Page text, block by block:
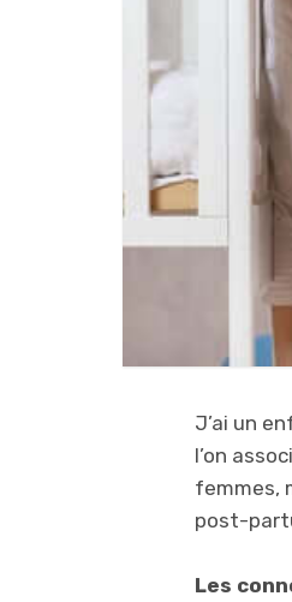
J’ai un
l’on
femmes,
post-
Les